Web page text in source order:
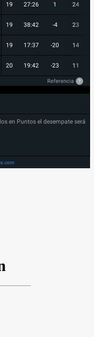
19 27:26 1 24
19 38:42 -4 23
19 17:37 -20 14
20 19:42 -23 11
Referencia ?
en Puntos el desempate será